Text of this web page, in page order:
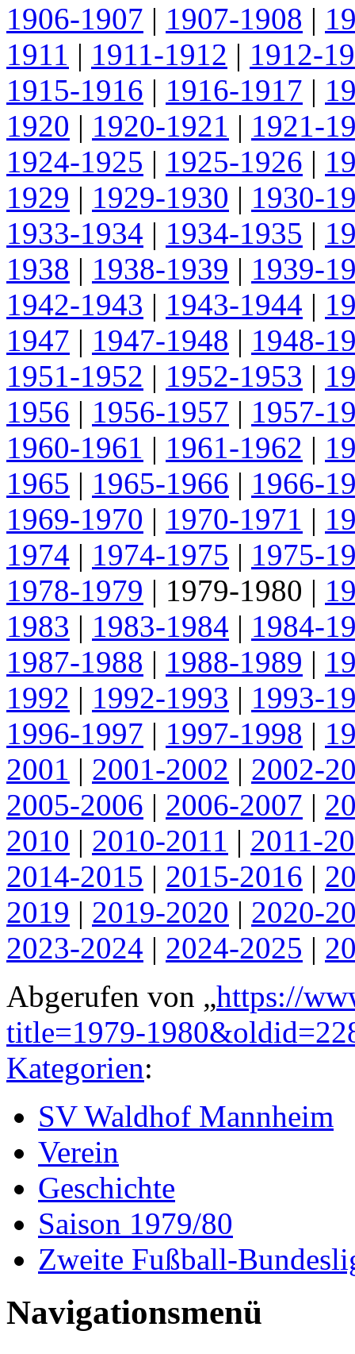
1906-1907 | 1907-1908 |
1911 | 1911-1912 | 1912-
1915-1916 | 1916-1917 |
1920 | 1920-1921 | 1921-
1924-1925 | 1925-1926 |
1929 | 1929-1930 | 1930-
1933-1934 | 1934-1935 |
1938 | 1938-1939 | 1939-
1942-1943 | 1943-1944 |
1947 | 1947-1948 | 1948-
1951-1952 | 1952-1953 |
1956 | 1956-1957 | 1957-
1960-1961 | 1961-1962 |
1965 | 1965-1966 | 1966-
1969-1970 | 1970-1971 |
1974 | 1974-1975 | 1975-
1978-1979 | 1979-1980 |
1983 | 1983-1984 | 1984-
1987-1988 | 1988-1989 |
1992 | 1992-1993 | 1993-
1996-1997 | 1997-1998 |
2001 | 2001-2002 | 2002-
2005-2006 | 2006-2007 |
2010 | 2010-2011 | 2011-
2014-2015 | 2015-2016 |
2019 | 2019-2020 | 2020-
2023-2024 | 2024-2025 |
Abgerufen von „https://
title=1979-
Kategorien:
SV Waldhof Mannheim
Verein
Geschichte
Saison 1979/80
Zweite Fußball-
Navigationsmenü